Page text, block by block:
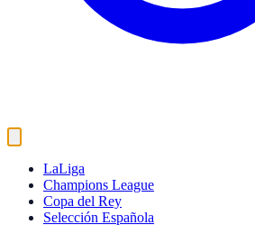
LaLiga
Champions League
Copa del Rey
Selección Española